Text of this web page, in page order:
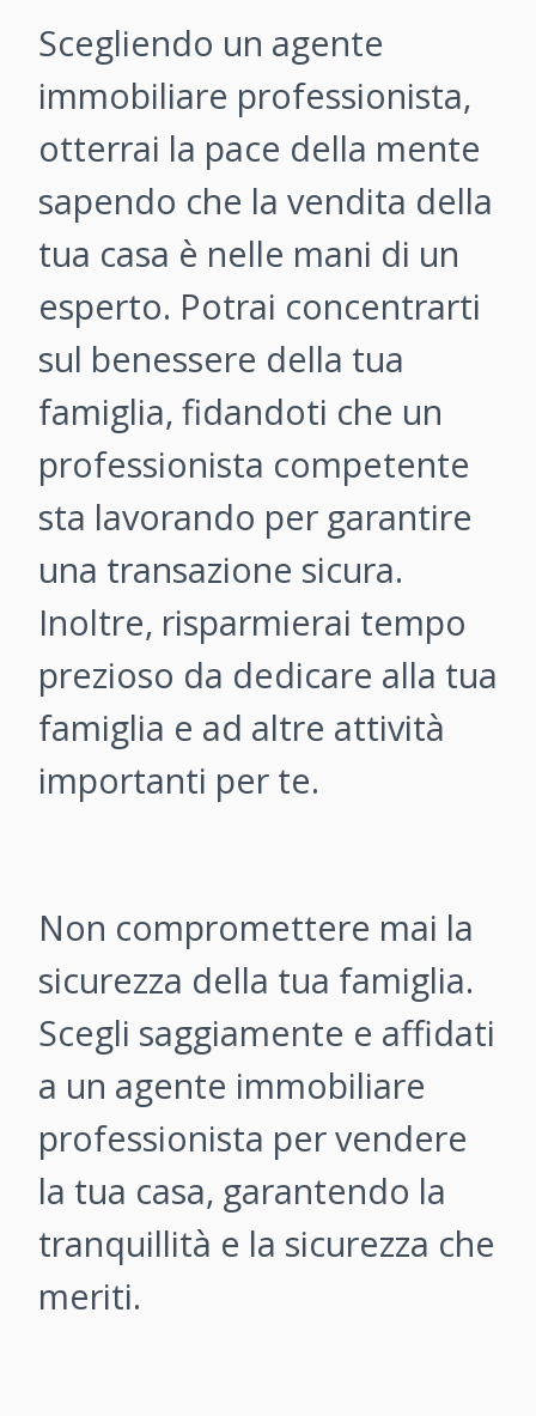
Scegliendo un agente
immobiliare professionista,
otterrai la pace della mente
sapendo che la vendita della
tua casa è nelle mani di un
esperto. Potrai concentrarti
sul benessere della tua
famiglia, fidandoti che un
professionista competente
sta lavorando per garantire
una transazione sicura.
Inoltre, risparmierai tempo
prezioso da dedicare alla tua
famiglia e ad altre attività
importanti per te.
Non compromettere mai la
sicurezza della tua famiglia.
Scegli saggiamente e affidati
a un agente immobiliare
professionista per vendere
la tua casa, garantendo la
tranquillità e la sicurezza che
meriti.